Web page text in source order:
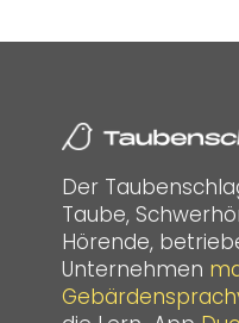
Der
Taube,
Hörende,
Unternehmen